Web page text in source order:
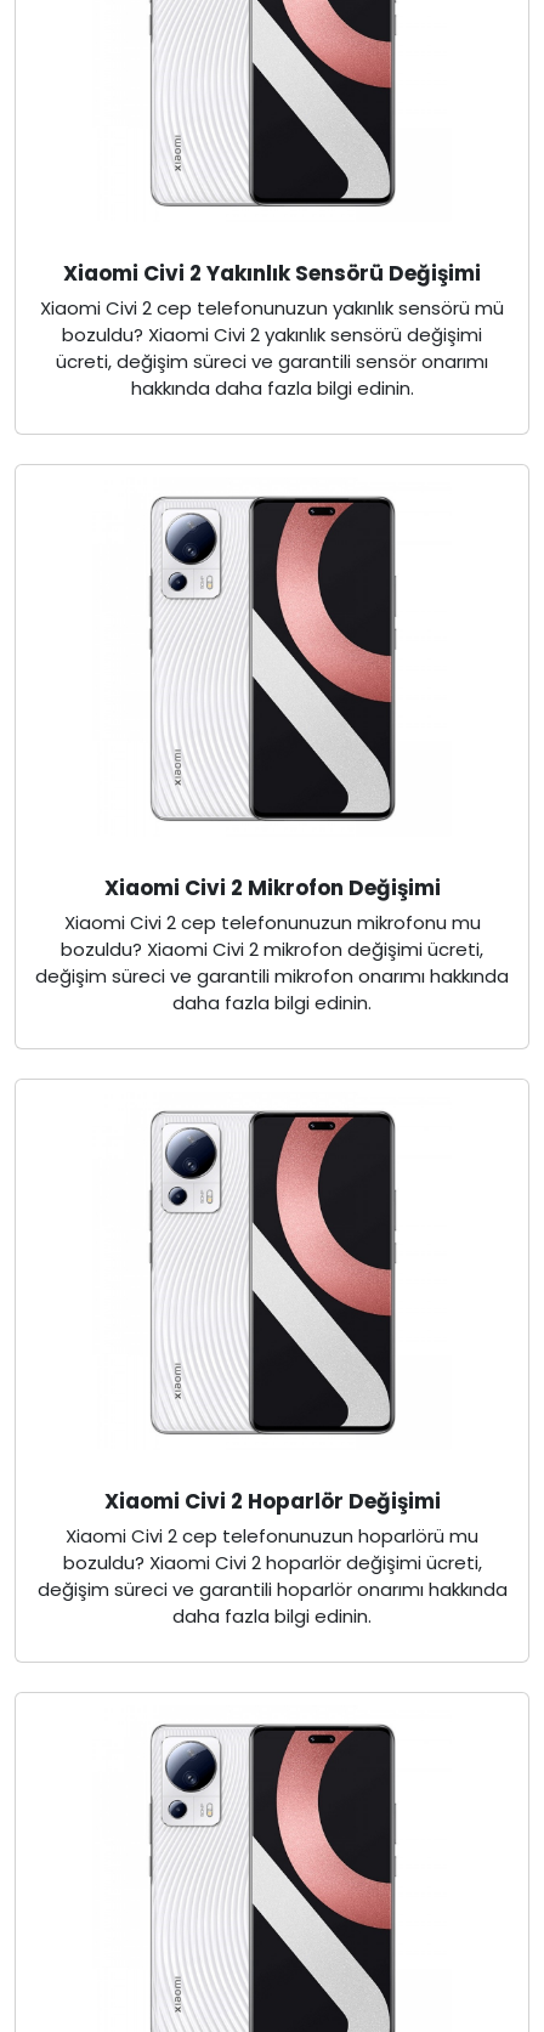
Xiaomi Civi 2 Yakınlık Sensörü Değişimi
Xiaomi Civi 2 cep telefonunuzun yakınlık sensörü mü
bozuldu? Xiaomi Civi 2 yakınlık sensörü değişimi
ücreti, değişim süreci ve garantili sensör onarımı
hakkında daha fazla bilgi edinin.
Xiaomi Civi 2 Mikrofon Değişimi
Xiaomi Civi 2 cep telefonunuzun mikrofonu mu
bozuldu? Xiaomi Civi 2 mikrofon değişimi ücreti,
değişim süreci ve garantili mikrofon onarımı hakkında
daha fazla bilgi edinin.
Xiaomi Civi 2 Hoparlör Değişimi
Xiaomi Civi 2 cep telefonunuzun hoparlörü mu
bozuldu? Xiaomi Civi 2 hoparlör değişimi ücreti,
değişim süreci ve garantili hoparlör onarımı hakkında
daha fazla bilgi edinin.